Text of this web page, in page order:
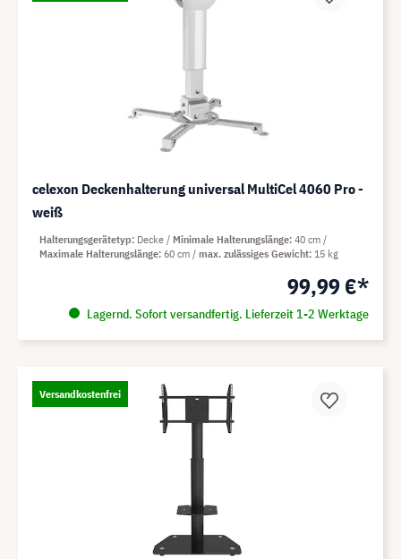
celexon Deckenhalterung universal MultiCel 4060 Pro -
weiß
99,99 €*
Lagernd. Sofort versandfertig. Lieferzeit 1-2 Werktage
Halterungsgerätetyp Decke Minimale Halterungslänge 40 cm
Maximale Halterungslänge 60 cm max. zulässiges Gewicht 15 kg
Versandkostenfrei